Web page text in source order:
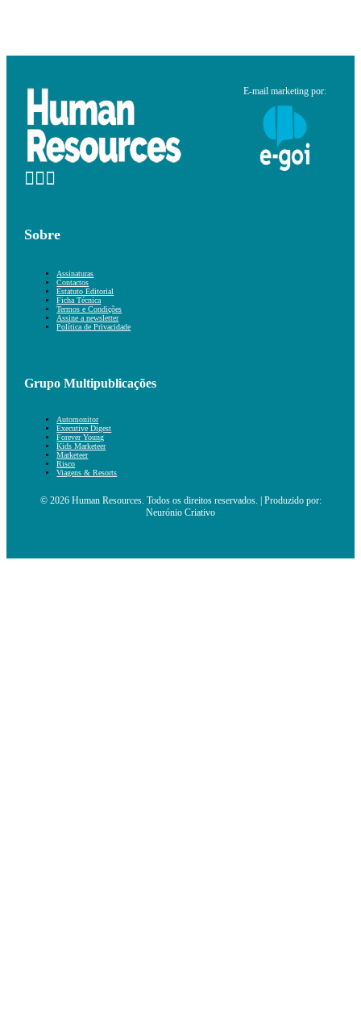
E-mail marketing por:
Sobre
Assinaturas
Contactos
Estatuto Editorial
Ficha Técnica
Termos e Condições
Assine a newsletter
Política de Privacidade
Grupo Multipublicações
Automonitor
Executive Digest
Forever Young
Kids Marketeer
Marketeer
Risco
Viagens & Resorts
© 2026 Human Resources. Todos os direitos reservados. | Produzido por:
Neurónio Criativo